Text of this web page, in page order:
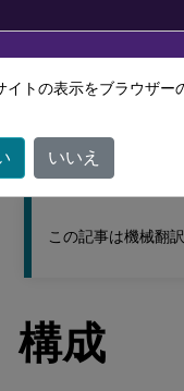
このコンテンツは動的に機
Citrix Virtual Apps
この記事は機械翻
構成
イトの表示をブラウザー
いいえ